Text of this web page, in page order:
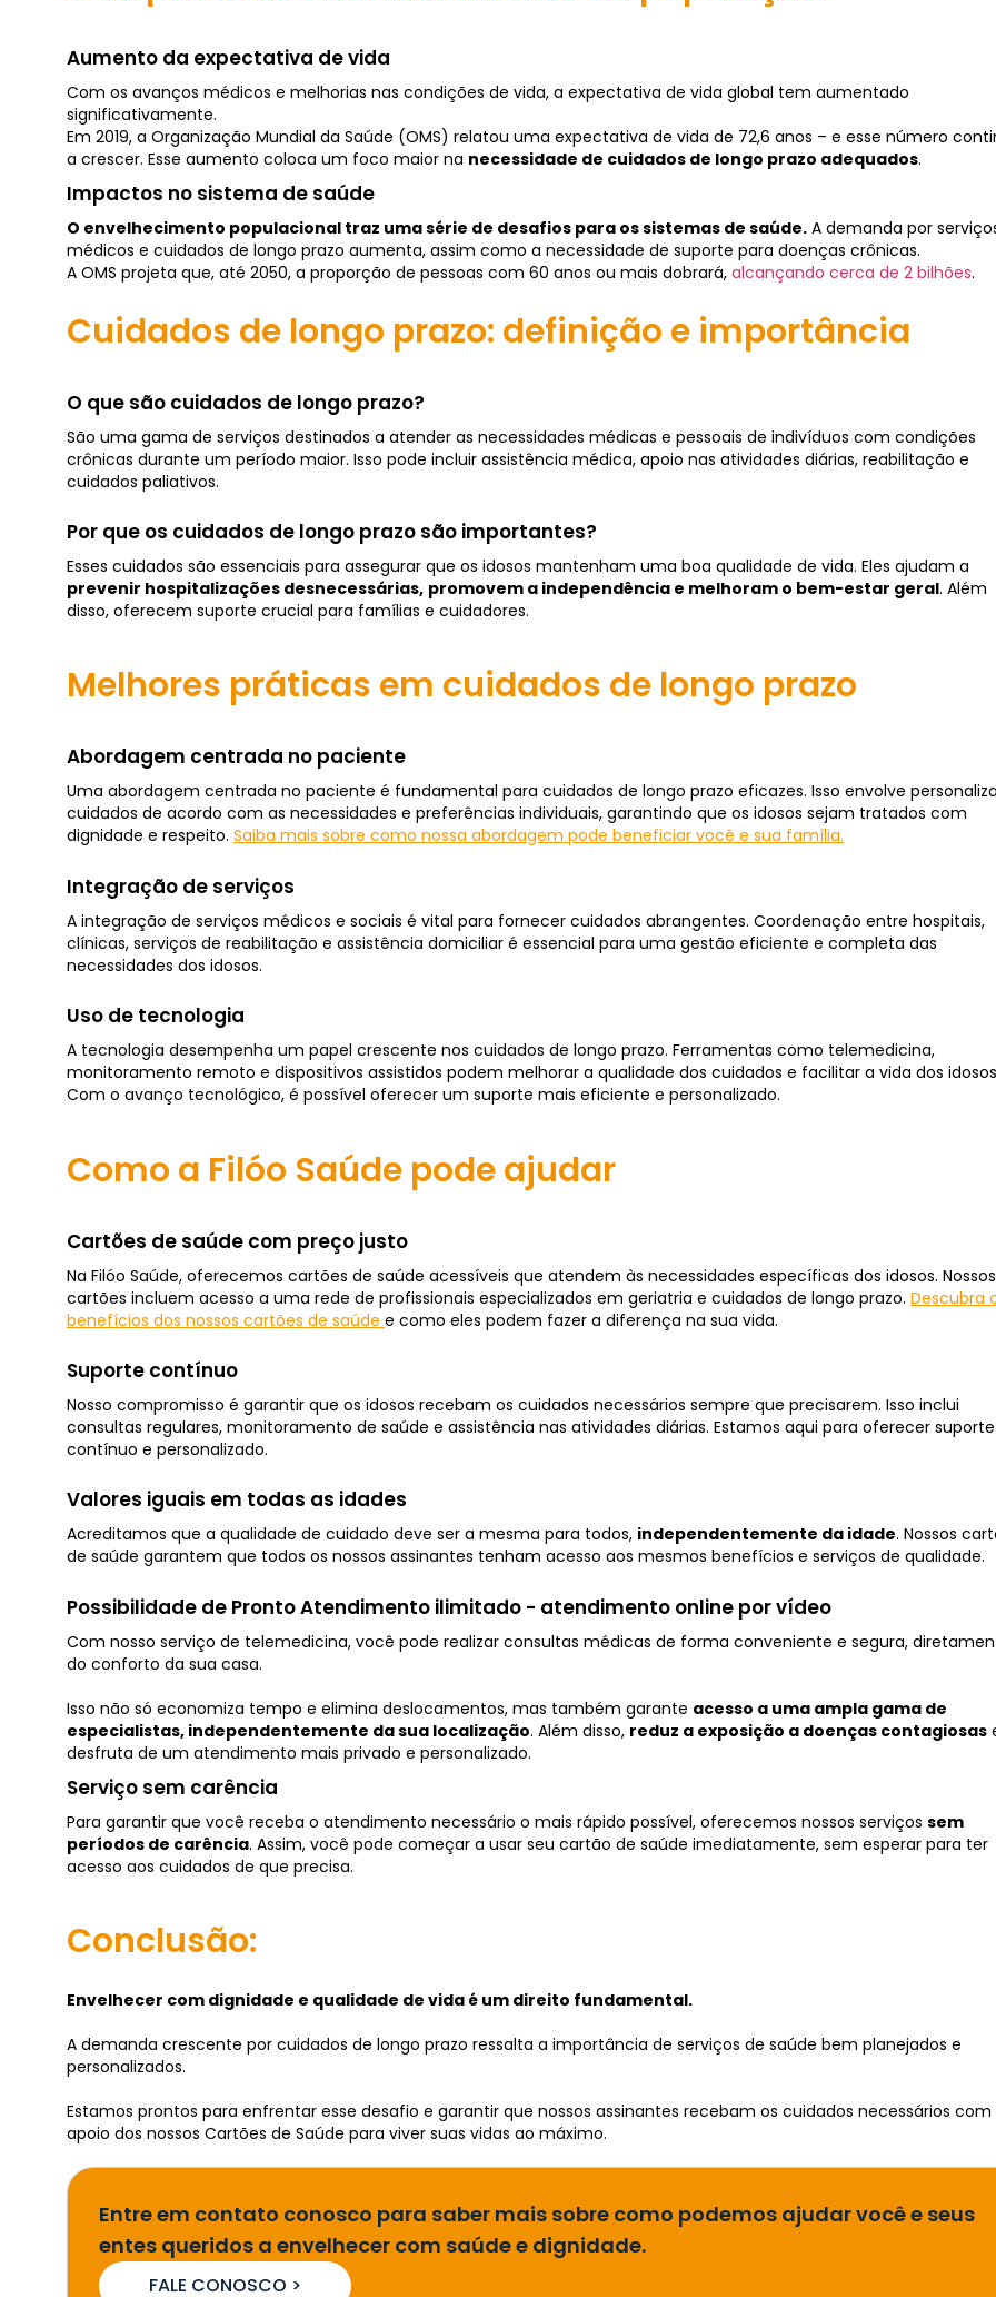
Aumento da expectativa de vida
Com os avanços médicos e melhorias nas condições de vida, a expectativa de vida global tem aumentado
significativamente.
Em 2019, a Organização Mundial da Saúde (OMS) relatou uma expectativa de vida de 72,6 anos – e esse número
a crescer. Esse aumento coloca um foco maior na necessidade de cuidados de longo prazo adequados.
Impactos no sistema de saúde
O envelhecimento populacional traz uma série de desafios para os sistemas de saúde. A demanda por
médicos e cuidados de longo prazo aumenta, assim como a necessidade de suporte para doenças crônicas.
A OMS projeta que, até 2050, a proporção de pessoas com 60 anos ou mais dobrará, alcançando cerca de 2 bilhões.
Cuidados de longo prazo: definição e importância
O que são cuidados de longo prazo?
São uma gama de serviços destinados a atender as necessidades médicas e pessoais de indivíduos com condições
crônicas durante um período maior. Isso pode incluir assistência médica, apoio nas atividades diárias, reabilitação e
cuidados paliativos.
Por que os cuidados de longo prazo são importantes?
Esses cuidados são essenciais para assegurar que os idosos mantenham uma boa qualidade de vida. Eles ajudam a
prevenir hospitalizações desnecessárias, promovem a independência e melhoram o bem-estar geral. Além
disso, oferecem suporte crucial para famílias e cuidadores.
Melhores práticas em cuidados de longo prazo
Abordagem centrada no paciente
Uma abordagem centrada no paciente é fundamental para cuidados de longo prazo eficazes. Isso envolve
cuidados de acordo com as necessidades e preferências individuais, garantindo que os idosos sejam tratados com
dignidade e respeito. Saiba mais sobre como nossa abordagem pode beneficiar você e sua família.
Integração de serviços
A integração de serviços médicos e sociais é vital para fornecer cuidados abrangentes. Coordenação entre hospitais,
clínicas, serviços de reabilitação e assistência domiciliar é essencial para uma gestão eficiente e completa das
necessidades dos idosos.
Uso de tecnologia
A tecnologia desempenha um papel crescente nos cuidados de longo prazo. Ferramentas como telemedicina,
monitoramento remoto e dispositivos assistidos podem melhorar a qualidade dos cuidados e facilitar a vida dos
Com o avanço tecnológico, é possível oferecer um suporte mais eficiente e personalizado.
Como a Filóo Saúde pode ajudar
Cartões de saúde com preço justo
Na Filóo Saúde, oferecemos cartões de saúde acessíveis que atendem às necessidades específicas dos idosos. Nossos
cartões incluem acesso a uma rede de profissionais especializados em geriatria e cuidados de longo prazo. Descubra
benefícios dos nossos cartões de saúde e como eles podem fazer a diferença na sua vida.
Suporte contínuo
Nosso compromisso é garantir que os idosos recebam os cuidados necessários sempre que precisarem. Isso inclui
consultas regulares, monitoramento de saúde e assistência nas atividades diárias. Estamos aqui para oferecer suporte
contínuo e personalizado.
Valores iguais em todas as idades
Acreditamos que a qualidade de cuidado deve ser a mesma para todos, independentemente da idade. Nossos
de saúde garantem que todos os nossos assinantes tenham acesso aos mesmos benefícios e serviços de qualidade.
Possibilidade de Pronto Atendimento ilimitado - atendimento online por vídeo
Com nosso serviço de telemedicina, você pode realizar consultas médicas de forma conveniente e segura,
do conforto da sua casa.
Isso não só economiza tempo e elimina deslocamentos, mas também garante acesso a uma ampla gama de
especialistas, independentemente da sua localização. Além disso, reduz a exposição a doenças contagiosas
desfruta de um atendimento mais privado e personalizado.
Serviço sem carência
Para garantir que você receba o atendimento necessário o mais rápido possível, oferecemos nossos serviços sem
períodos de carência. Assim, você pode começar a usar seu cartão de saúde imediatamente, sem esperar para ter
acesso aos cuidados de que precisa.
Conclusão:
Envelhecer com dignidade e qualidade de vida é um direito fundamental.
A demanda crescente por cuidados de longo prazo ressalta a importância de serviços de saúde bem planejados e
personalizados.
Estamos prontos para enfrentar esse desafio e garantir que nossos assinantes recebam os cuidados necessários com
apoio dos nossos Cartões de Saúde para viver suas vidas ao máximo.
Entre em contato conosco para saber mais sobre como podemos ajudar você e seus
entes queridos a envelhecer com saúde e dignidade.
FALE CONOSCO >